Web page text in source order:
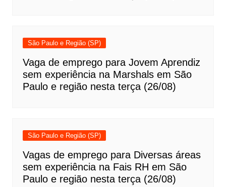
São Paulo e Região (SP)
Vaga de emprego para Jovem Aprendiz
sem experiência na Marshals em São
Paulo e região nesta terça (26/08)
São Paulo e Região (SP)
Vagas de emprego para Diversas áreas
sem experiência na Fais RH em São
Paulo e região nesta terça (26/08)